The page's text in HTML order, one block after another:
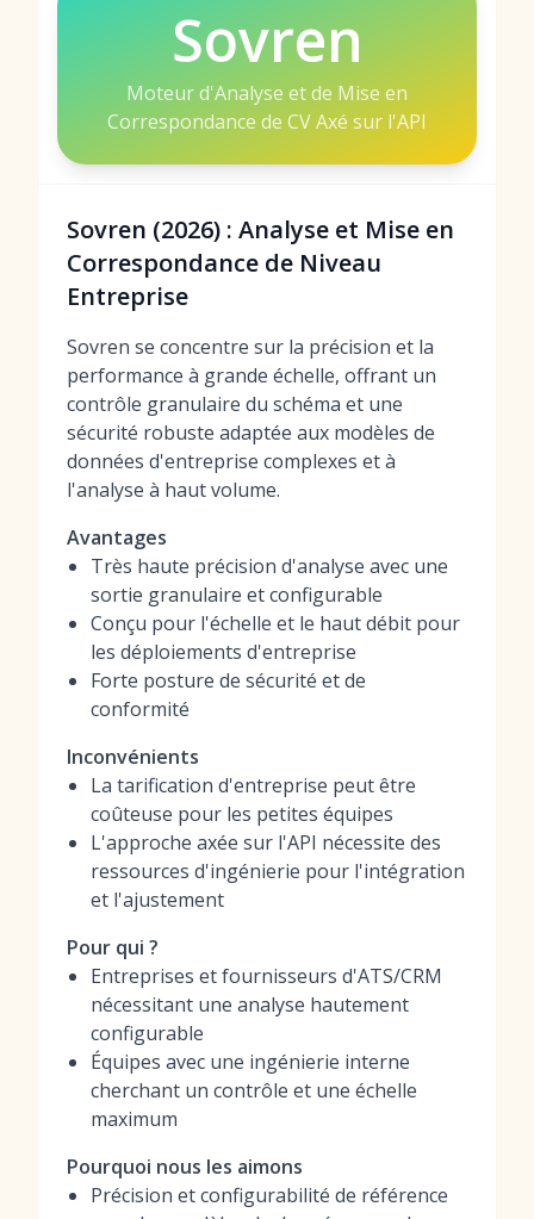
Sovren
Moteur d'Analyse et de Mise en
Correspondance de CV Axé sur l'API
Sovren (2026) : Analyse et Mise en
Correspondance de Niveau
Entreprise
Sovren se concentre sur la précision et la
performance à grande échelle, offrant un
contrôle granulaire du schéma et une
sécurité robuste adaptée aux modèles de
données d'entreprise complexes et à
l'analyse à haut volume.
Avantages
Très haute précision d'analyse avec une
sortie granulaire et configurable
Conçu pour l'échelle et le haut débit pour
les déploiements d'entreprise
Forte posture de sécurité et de
conformité
Inconvénients
La tarification d'entreprise peut être
coûteuse pour les petites équipes
L'approche axée sur l'API nécessite des
ressources d'ingénierie pour l'intégration
et l'ajustement
Pour qui ?
Entreprises et fournisseurs d'ATS/CRM
nécessitant une analyse hautement
configurable
Équipes avec une ingénierie interne
cherchant un contrôle et une échelle
maximum
Pourquoi nous les aimons
Précision et configurabilité de référence